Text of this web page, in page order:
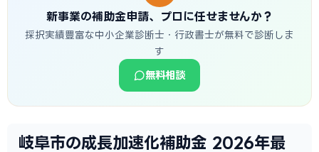
新事業の補助金申請、プロに任せませんか？
採択実績豊富な中小企業診断士・行政書士が無料で診断しま
す
無料相談
岐阜市の成長加速化補助金 2026年最